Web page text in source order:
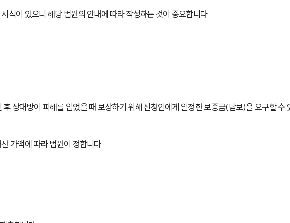
식이 있으니 해당 법원의 안내에 따라 작성하는 것이 중요합니다.
후 상대방이 피해를 입었을 때 보상하기 위해 신청인에게 일정한 보증금(담보)을 요구할 수
가액에 따라 법원이 정합니다.